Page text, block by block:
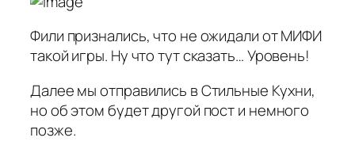
Фили признались, что не ожидали от МИФИ
такой игры. Ну что тут сказать… Уровень!
Далее мы отправились в Стильные Кухни,
но об этом будет другой пост и немного
позже.